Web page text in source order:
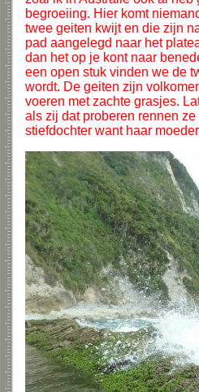
begroeiing. Hier komt
twee geiten kwijt en die zijn
pad aangelegd naar het
dan het op je kont naar
een open stuk vinden we de
wordt. De geiten zijn
voeren met zachte grasjes.
als zij dat proberen rennen
stiefdochter want haar